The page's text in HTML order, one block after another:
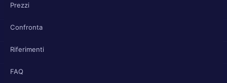
Prezzi
Confronta
Riferimenti
FAQ